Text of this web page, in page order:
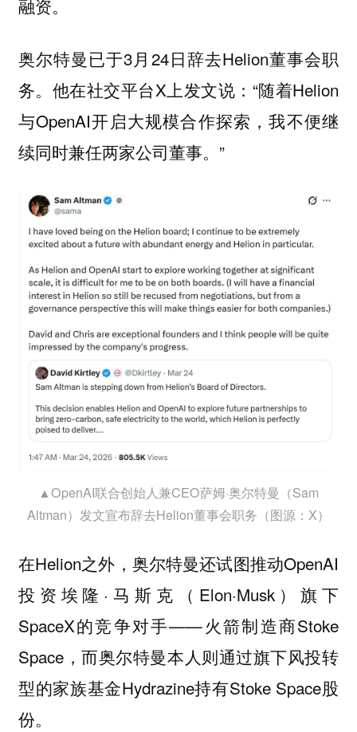
融资。
奥尔特曼已于3月24日辞去Helion董事会职
务。他在社交平台X上发文说：“随着Helion
与OpenAI开启大规模合作探索，我不便继
续同时兼任两家公司董事。”
▲OpenAI联合创始人兼CEO萨姆·奥尔特曼（Sam
Altman）发文宣布辞去Helion董事会职务（图源：X）
在Helion之外，奥尔特曼还试图推动OpenAI
投资埃隆·马斯克（Elon·Musk）旗下
SpaceX的竞争对手——火箭制造商Stoke
Space，而奥尔特曼本人则通过旗下风投转
型的家族基金Hydrazine持有Stoke Space股
份。